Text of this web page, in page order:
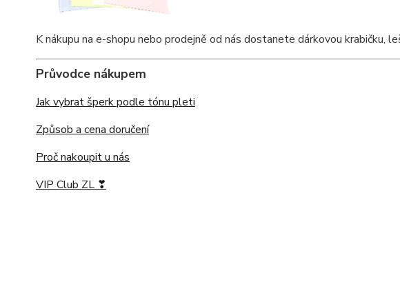
K nákupu na e-shopu nebo prodejně od nás dostanete dárkovou krabičku,
Průvodce nákupem
Jak vybrat šperk podle tónu pleti
Způsob a cena doručení
Proč nakoupit u nás
VIP Club ZL ❣